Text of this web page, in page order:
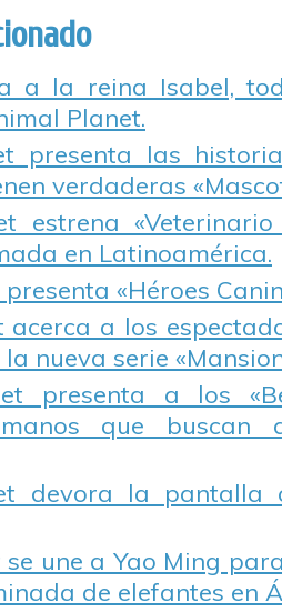
a la reina Isabel,
Planet.
presenta las
verdaderas
estrena
en Latinoamérica.
«Héroes
acerca a los
nueva serie
presenta a los
que buscan
devora la pantalla
une a Yao Ming
de elefantes en